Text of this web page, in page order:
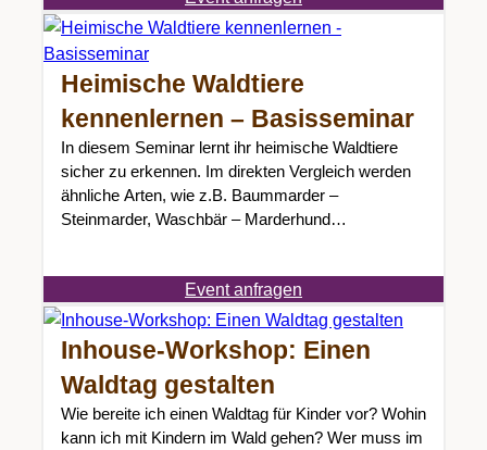
Heimische Waldtiere
kennenlernen – Basisseminar
In diesem Seminar lernt ihr heimische Waldtiere
sicher zu erkennen. Im direkten Vergleich werden
ähnliche Arten, wie z.B. Baummarder –
Steinmarder, Waschbär – Marderhund…
Event anfragen
Inhouse-Workshop: Einen
Waldtag gestalten
Wie bereite ich einen Waldtag für Kinder vor? Wohin
kann ich mit Kindern im Wald gehen? Wer muss im